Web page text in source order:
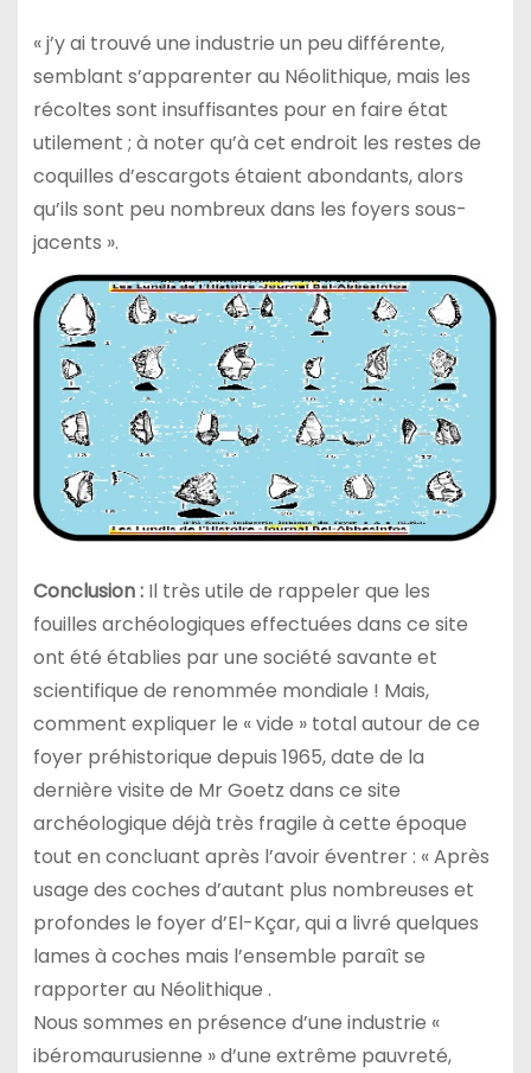
« j’y ai trouvé une industrie un peu différente,
semblant s’apparenter au Néolithique, mais les
récoltes sont insuffisantes pour en faire état
utilement ; à noter qu’à cet endroit les restes de
coquilles d’escargots étaient abondants, alors
qu’ils sont peu nombreux dans les foyers sous-
jacents ».
Conclusion :Il très utile de rappeler que les
fouilles archéologiques effectuées dans ce site
ont été établies par une société savante et
scientifique de renommée mondiale ! Mais,
comment expliquer le « vide » total autour de ce
foyer préhistorique depuis 1965, date de la
dernière visite de Mr Goetz dans ce site
archéologique déjà très fragile à cette époque
tout en concluant après l’avoir éventrer : « Après
usage des coches d’autant plus nombreuses et
profondes le foyer d’El-Kçar, qui a livré quelques
lames à coches mais l’ensemble paraît se
rapporter au Néolithique .
Nous sommes en présence d’une industrie «
ibéromaurusienne » d’une extrême pauvreté,